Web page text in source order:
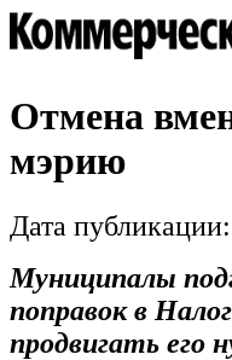
Отмена
мэрию
Дата
Муниципалы
поправок в
продвигать его